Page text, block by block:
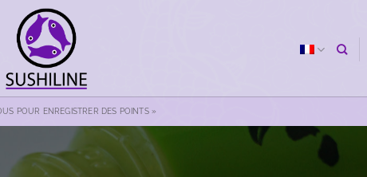
POUR ENREGISTRER DES POINTS »